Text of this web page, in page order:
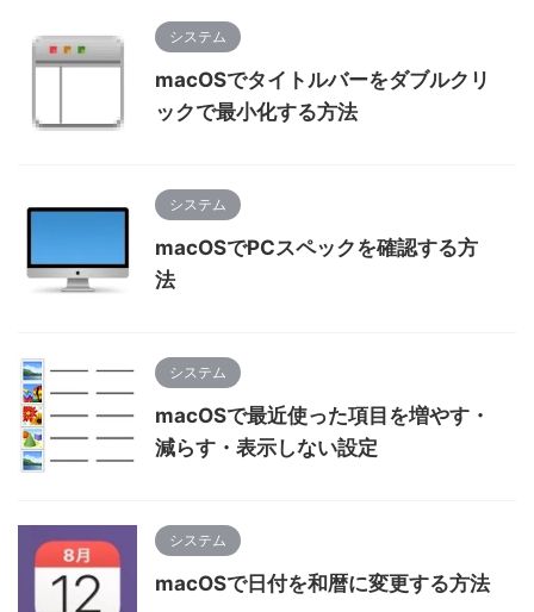
システム
macOSでタイトルバーをダブルクリ
ックで最小化する方法
システム
macOSでPCスペックを確認する方
法
システム
macOSで最近使った項目を増やす・
減らす・表示しない設定
システム
macOSで日付を和暦に変更する方法